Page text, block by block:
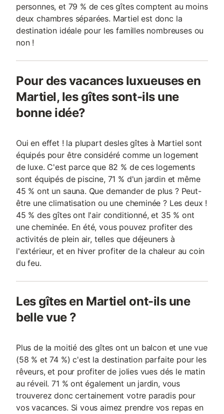
personnes, et 79 % de ces gîtes comptent au moins
deux chambres séparées. Martiel est donc la
destination idéale pour les familles nombreuses ou
non !
Pour des vacances luxueuses en
Martiel, les gîtes sont-ils une
bonne idée?
Oui en effet ! la plupart desles gîtes à Martiel sont
équipés pour être considéré comme un logement
de luxe. C'est parce que 82 % de ces logements
sont équipés de piscine, 71 % d'un jardin et même
45 % ont un sauna. Que demander de plus ? Peut-
être une climatisation ou une cheminée ? Les deux !
45 % des gîtes ont l'air conditionné, et 35 % ont
une cheminée. En été, vous pouvez profiter des
activités de plein air, telles que déjeuners à
l'extérieur, et en hiver profiter de la chaleur au coin
du feu.
Les gîtes en Martiel ont-ils une
belle vue ?
Plus de la moitié des gîtes ont un balcon et une vue
(58 % et 74 %) c'est la destination parfaite pour les
rêveurs, et pour profiter de jolies vues dés le matin
au réveil. 71 % ont également un jardin, vous
trouverez donc certainement votre paradis pour
vos vacances. Si vous aimez prendre vos repas en